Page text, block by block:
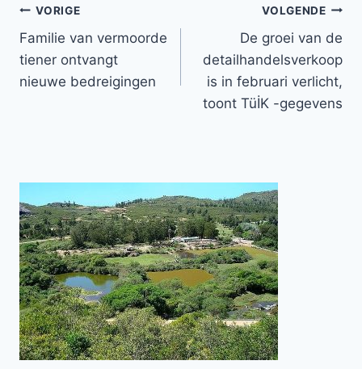
Bericht
navigatie
VORIGE
Familie van vermoorde
tiener ontvangt
nieuwe bedreigingen
VOLGENDE
De groei van de
detailhandelsverkoop
is in februari verlicht,
toont TüİK -gegevens